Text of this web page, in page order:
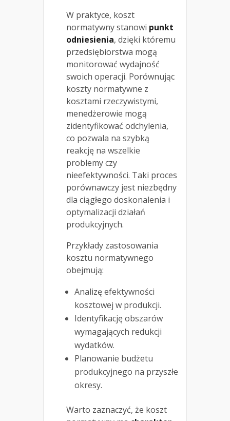
W praktyce, koszt
normatywny stanowi punkt
odniesienia, dzięki któremu
przedsiębiorstwa mogą
monitorować wydajność
swoich operacji. Porównując
koszty normatywne z
kosztami rzeczywistymi,
menedżerowie mogą
zidentyfikować odchylenia,
co pozwala na szybką
reakcję na wszelkie
problemy czy
nieefektywności. Taki proces
porównawczy jest niezbędny
dla ciągłego doskonalenia i
optymalizacji działań
produkcyjnych.
Przykłady zastosowania
kosztu normatywnego
obejmują:
Analizę efektywności
kosztowej w produkcji.
Identyfikację obszarów
wymagających redukcji
wydatków.
Planowanie budżetu
produkcyjnego na przyszłe
okresy.
Warto zaznaczyć, że koszt